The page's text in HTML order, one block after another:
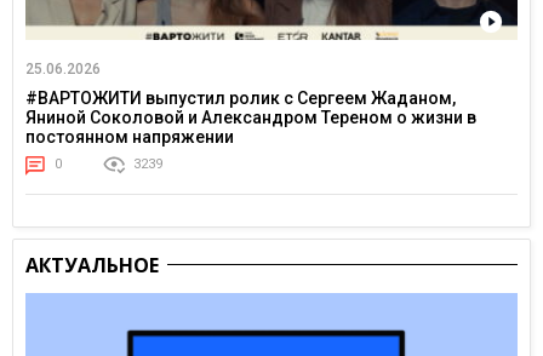
25.06.2026
#ВАРТОЖИТИ выпустил ролик с Сергеем Жаданом,
Яниной Соколовой и Александром Тереном о жизни в
постоянном напряжении
0 3239
АКТУАЛЬНОЕ